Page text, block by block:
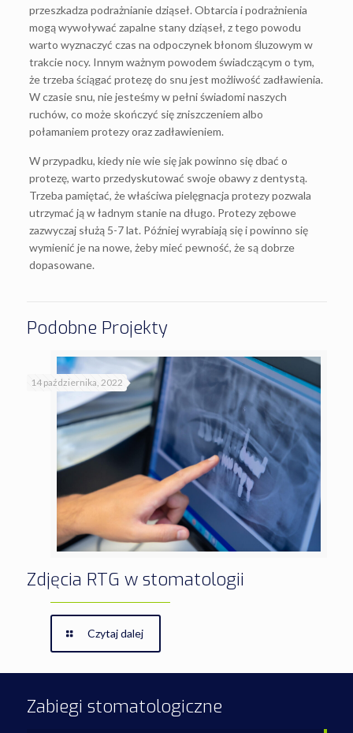
przeszkadza podrażnianie dziąseł. Obtarcia i podrażnienia
mogą wywoływać zapalne stany dziąseł, z tego powodu
warto wyznaczyć czas na odpoczynek błonom śluzowym w
trakcie nocy. Innym ważnym powodem świadczącym o tym,
że trzeba ściągać protezę do snu jest możliwość zadławienia.
W czasie snu, nie jesteśmy w pełni świadomi naszych
ruchów, co może skończyć się zniszczeniem albo
połamaniem protezy oraz zadławieniem.
W przypadku, kiedy nie wie się jak powinno się dbać o
protezę, warto przedyskutować swoje obawy z dentystą.
Trzeba pamiętać, że właściwa pielęgnacja protezy pozwala
utrzymać ją w ładnym stanie na długo. Protezy zębowe
zazwyczaj służą 5-7 lat. Później wyrabiają się i powinno się
wymienić je na nowe, żeby mieć pewność, że są dobrze
dopasowane.
Podobne Projekty
14 października, 2022
Zdjęcia RTG w stomatologii
Czytaj dalej
Zabiegi stomatologiczne